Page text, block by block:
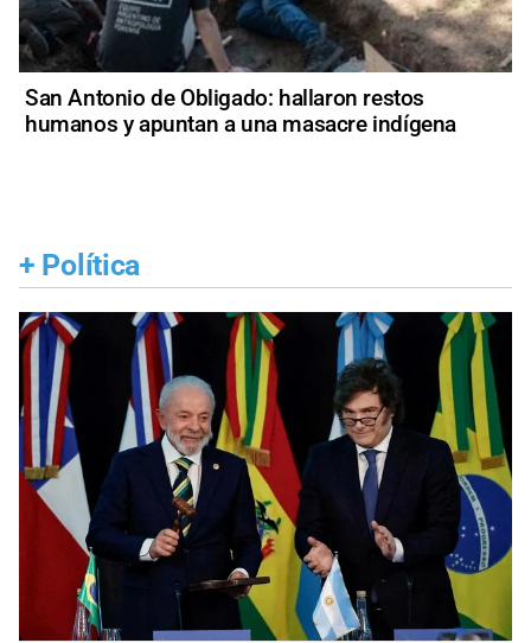
San Antonio de Obligado: hallaron restos
humanos y apuntan a una masacre indígena
+ Política